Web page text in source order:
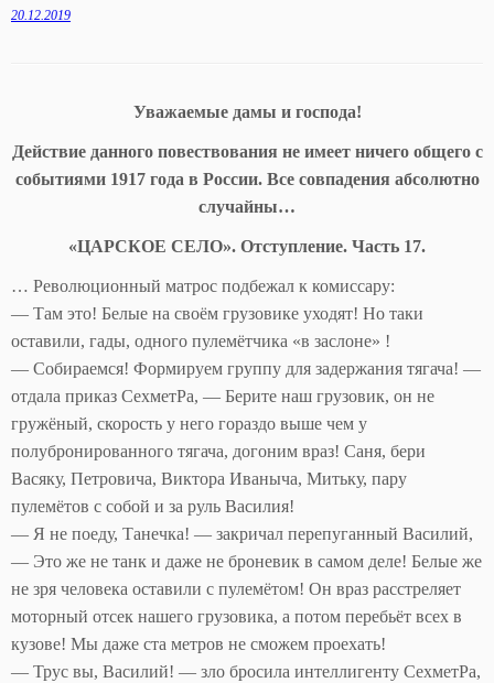
20.12.2019
Уважаемые дамы и господа!
Действие данного повествования не имеет ничего общего с
событиями 1917 года в России. Все совпадения абсолютно
случайны…
«ЦАРСКОЕ СЕЛО». Отступление. Часть 17.
… Революционный матрос подбежал к комиссару:
— Там это! Белые на своём грузовике уходят! Но таки
оставили, гады, одного пулемётчика «в заслоне» !
— Собираемся! Формируем группу для задержания тягача! —
отдала приказ СехметРа, — Берите наш грузовик, он не
гружёный, скорость у него гораздо выше чем у
полубронированного тягача, догоним враз! Саня, бери
Васяку, Петровича, Виктора Иваныча, Митьку, пару
пулемётов с собой и за руль Василия!
— Я не поеду, Танечка! — закричал перепуганный Василий,
— Это же не танк и даже не броневик в самом деле! Белые же
не зря человека оставили с пулемётом! Он враз расстреляет
моторный отсек нашего грузовика, а потом перебьёт всех в
кузове! Мы даже ста метров не сможем проехать!
— Трус вы, Василий! — зло бросила интеллигенту СехметРа,